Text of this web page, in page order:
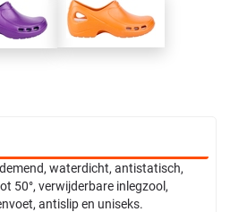
waterdicht, antistatisch,
50°, verwijderbare inlegzool,
antislip en uniseks.